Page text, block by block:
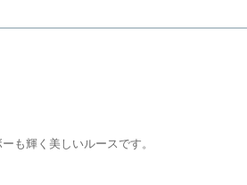
も輝く美しいルースです。